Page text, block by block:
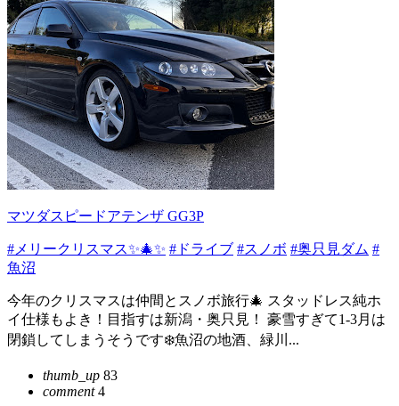
マツダスピードアテンザ GG3P
#メリークリスマス✨🎄✨ #ドライブ #スノボ #奥只見ダム #
魚沼
今年のクリスマスは仲間とスノボ旅行🎄 スタッドレス純ホ
イ仕様もよき！目指すは新潟・奥只見！ 豪雪すぎて1-3月は
閉鎖してしまうそうです❄️魚沼の地酒、緑川...
thumb_up 83
comment4